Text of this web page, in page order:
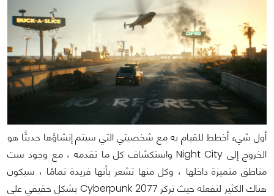
أول شيء أخطط للقيام به مع شخصيتي التي سيتم إنشاؤها حديثًا هو
الخروج إلى Night City واستكشاف كل ما تقدمه ، مع وجود ست
مناطق متميزة داخلها ، وكل منها تشعر بأنها فريدة تمامًا ، سيكون
هناك الكثير لتفعله حيث تركز Cyberpunk 2077 بشكل حقيقي على